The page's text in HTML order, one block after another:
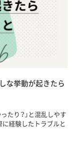
な挙動が起きたら
たり？」と混乱しやす
に経験したトラブルと